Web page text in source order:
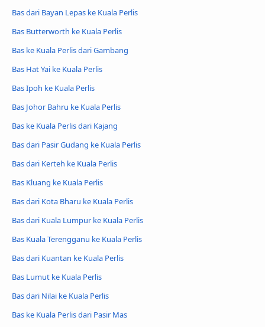
Bas dari Bayan Lepas ke Kuala Perlis
Bas Butterworth ke Kuala Perlis
Bas ke Kuala Perlis dari Gambang
Bas Hat Yai ke Kuala Perlis
Bas Ipoh ke Kuala Perlis
Bas Johor Bahru ke Kuala Perlis
Bas ke Kuala Perlis dari Kajang
Bas dari Pasir Gudang ke Kuala Perlis
Bas dari Kerteh ke Kuala Perlis
Bas Kluang ke Kuala Perlis
Bas dari Kota Bharu ke Kuala Perlis
Bas dari Kuala Lumpur ke Kuala Perlis
Bas Kuala Terengganu ke Kuala Perlis
Bas dari Kuantan ke Kuala Perlis
Bas Lumut ke Kuala Perlis
Bas dari Nilai ke Kuala Perlis
Bas ke Kuala Perlis dari Pasir Mas